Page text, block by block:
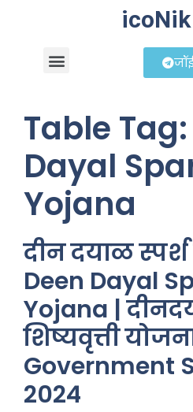
Table Tag:
Dayal
Yojana
दीन दयाळ
Deen Dayal
Yojana |
शिष्यवृत्ती
Government
2024